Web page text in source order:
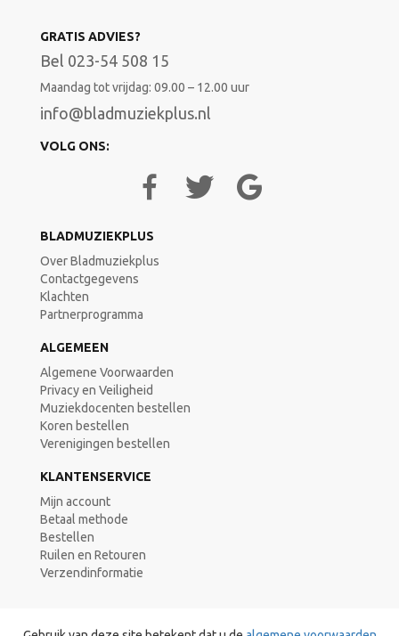
GRATIS ADVIES?
Bel 023-54 508 15
Maandag tot vrijdag: 09.00 – 12.00 uur
info@bladmuziekplus.nl
VOLG ONS:
BLADMUZIEKPLUS
Over Bladmuziekplus
Contactgegevens
Klachten
Partnerprogramma
ALGEMEEN
Algemene Voorwaarden
Privacy en Veiligheid
Muziekdocenten bestellen
Koren bestellen
Verenigingen bestellen
KLANTENSERVICE
Mijn account
Betaal methode
Bestellen
Ruilen en Retouren
Verzendinformatie